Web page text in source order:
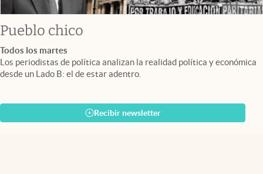
Pueblo chico
Todos los martes
Los periodistas de política analizan la realidad política y económica
desde un Lado B: el de estar adentro.
Recibir newsletter